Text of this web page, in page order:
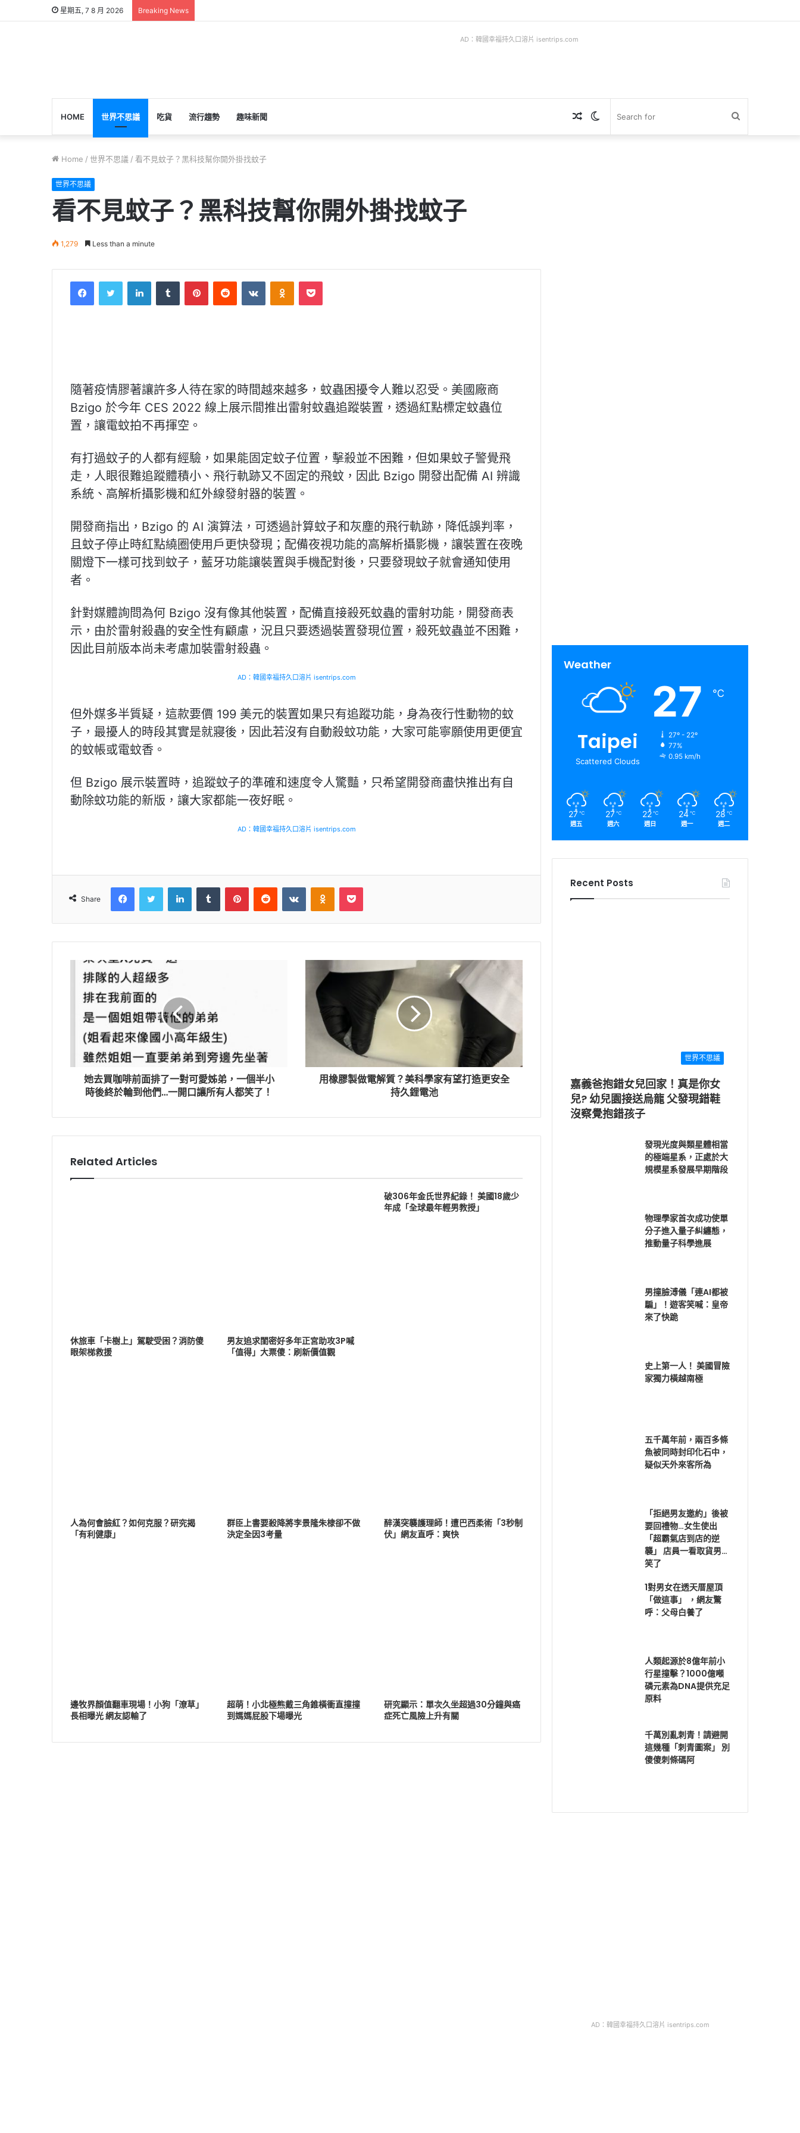
星期五, 7 8 月 2026 Breaking News
AD：韓國幸福持久口溶片 isentrips.com
HOME 世界不思議 吃貨 流行趨勢 趣味新聞 Switch
Random
Home / 世界不思議 / 看不見蚊子？黑科技幫你開外掛找蚊子
世界不思議
看不見蚊子？黑科技幫你開外掛找蚊子
1,279 Less than a minute
隨著疫情膠著讓許多人待在家的時間越來越多，蚊蟲困擾令人難以忍受。美國廠商
Bzigo 於今年 CES 2022 線上展示間推出雷射蚊蟲追蹤裝置，透過紅點標定蚊蟲位
置，讓電蚊拍不再揮空。
有打過蚊子的人都有經驗，如果能固定蚊子位置，擊殺並不困難，但如果蚊子警覺飛
走，人眼很難追蹤體積小、飛行軌跡又不固定的飛蚊，因此 Bzigo 開發出配備 AI 辨識
系統、高解析攝影機和紅外線發射器的裝置。
開發商指出，Bzigo 的 AI 演算法，可透過計算蚊子和灰塵的飛行軌跡，降低誤判率，
且蚊子停止時紅點繞圈使用戶更快發現；配備夜視功能的高解析攝影機，讓裝置在夜晚
關燈下一樣可找到蚊子，藍牙功能讓裝置與手機配對後，只要發現蚊子就會通知使用
者。
針對媒體詢問為何 Bzigo 沒有像其他裝置，配備直接殺死蚊蟲的雷射功能，開發商表
示，由於雷射殺蟲的安全性有顧慮，況且只要透過裝置發現位置，殺死蚊蟲並不困難，
因此目前版本尚未考慮加裝雷射殺蟲。
AD：韓國幸福持久口溶片 isentrips.com
但外媒多半質疑，這款要價 199 美元的裝置如果只有追蹤功能，身為夜行性動物的蚊
子，最擾人的時段其實是就寢後，因此若沒有自動殺蚊功能，大家可能寧願使用更便宜
的蚊帳或電蚊香。
但 Bzigo 展示裝置時，追蹤蚊子的準確和速度令人驚豔，只希望開發商盡快推出有自
動除蚊功能的新版，讓大家都能一夜好眠。
AD：韓國幸福持久口溶片 isentrips.com
Share
她去買咖啡前面排了一對可愛姊弟，一個半小
時後終於輪到他們…一開口讓所有人都笑了！
用橡膠製做電解質？美科學家有望打造更安全
持久鋰電池
Related Articles
休旅車「卡樹上」駕駛受困？消防傻
眼架梯救援
男友追求閨密好多年正宮助攻3P喊
「值得」大票傻：刷新價值觀
破306年金氏世界紀錄！ 美國18歲少
年成「全球最年輕男教授」
人為何會臉紅？如何克服？研究揭
「有利健康」
群臣上書要殺降將李景隆朱棣卻不做
決定全因3考量
醉漢突襲護理師！遭巴西柔術「3秒制
伏」網友直呼：爽快
邊牧界顏值翻車現場！小狗「潦草」
長相曝光 網友認輸了
超萌！小北極熊戴三角錐橫衝直撞撞
到媽媽屁股下場曝光
研究顯示：單次久坐超過30分鐘與癌
症死亡風險上升有關
Weather
Taipei
Scattered Clouds
27 ℃
27º - 22º
77%
0.95 km/h
27 ℃
週五
27 ℃
週六
22 ℃
週日
24 ℃
週一
28 ℃
週二
Recent Posts
世界不思議
嘉義爸抱錯女兒回家！真是你女
兒? 幼兒園接送烏龍 父發現錯鞋
沒察覺抱錯孩子
發現光度與類星體相當
的極端星系，正處於大
規模星系發展早期階段
物理學家首次成功使單
分子進入量子糾纏態，
推動量子科學進展
男撞臉溥儀「連AI都被
騙」！遊客笑喊：皇帝
來了快跪
史上第一人！ 美國冒險
家獨力橫越南極
五千萬年前，兩百多條
魚被同時封印化石中，
疑似天外來客所為
「拒絕男友邀約」後被
要回禮物…女生使出
「超霸氣店到店的逆
襲」 店員一看取貨男…
笑了
1對男女在透天厝屋頂
「做這事」 ，網友驚
呼：父母白養了
人類起源於8億年前小
行星撞擊？1000億噸
磷元素為DNA提供充足
原料
千萬別亂刺青！請避開
這幾種「刺青圖案」 別
傻傻刺條碼阿
AD：韓國幸福持久口溶片 isentrips.com